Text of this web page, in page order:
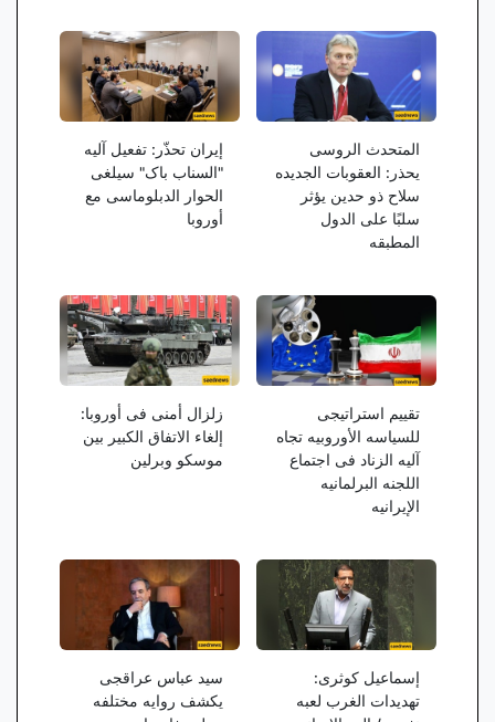
المتحدث الروسی
یحذر: العقوبات الجدیده
سلاح ذو حدین یؤثر
سلبًا على الدول
المطبقه
إیران تحذّر: تفعیل آلیه
"السناب باک" سیلغی
الحوار الدبلوماسی مع
أوروبا
تقییم استراتیجی
للسیاسه الأوروبیه تجاه
آلیه الزناد فی اجتماع
اللجنه البرلمانیه
الإیرانیه
زلزال أمنی فی أوروبا:
إلغاء الاتفاق الکبیر بین
موسکو وبرلین
إسماعیل کوثری:
تهدیدات الغرب لعبه
سید عباس عراقجی
یکشف روایه مختلفه